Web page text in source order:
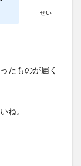
せい
たものが届く
ね。